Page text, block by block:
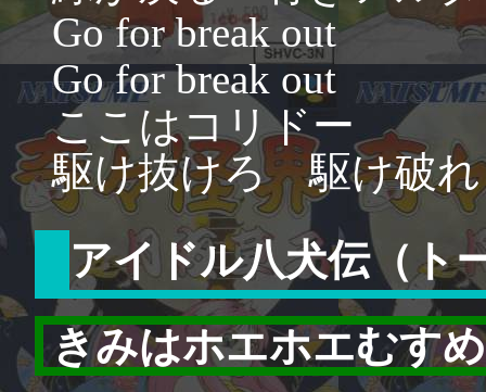
Go for break out
Go for break out
ここはコリドー
駆け抜けろ 駆け破
アイドル八犬伝（ト
きみはホエホエむすめ